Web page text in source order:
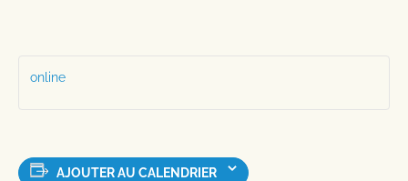
AJOUTER AU CALENDRIER
online